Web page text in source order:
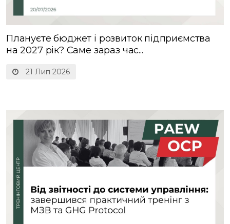
21 Лип 2026
Плануєте бюджет і розвиток підприємства
на 2027 рік? Саме зараз час...